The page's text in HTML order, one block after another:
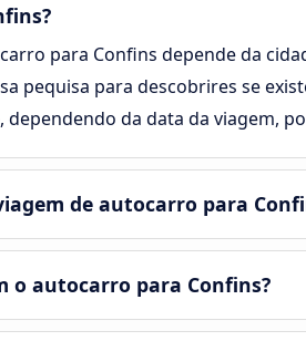
para Confins depende da
pequisa para descobrires se
da data da viagem,
de autocarro para
o autocarro para Confins?